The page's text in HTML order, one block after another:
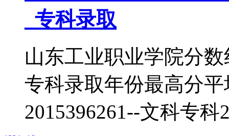
_专科录取
山东工业职业学院分
专科录取年份最高分
2015396261--文科专科